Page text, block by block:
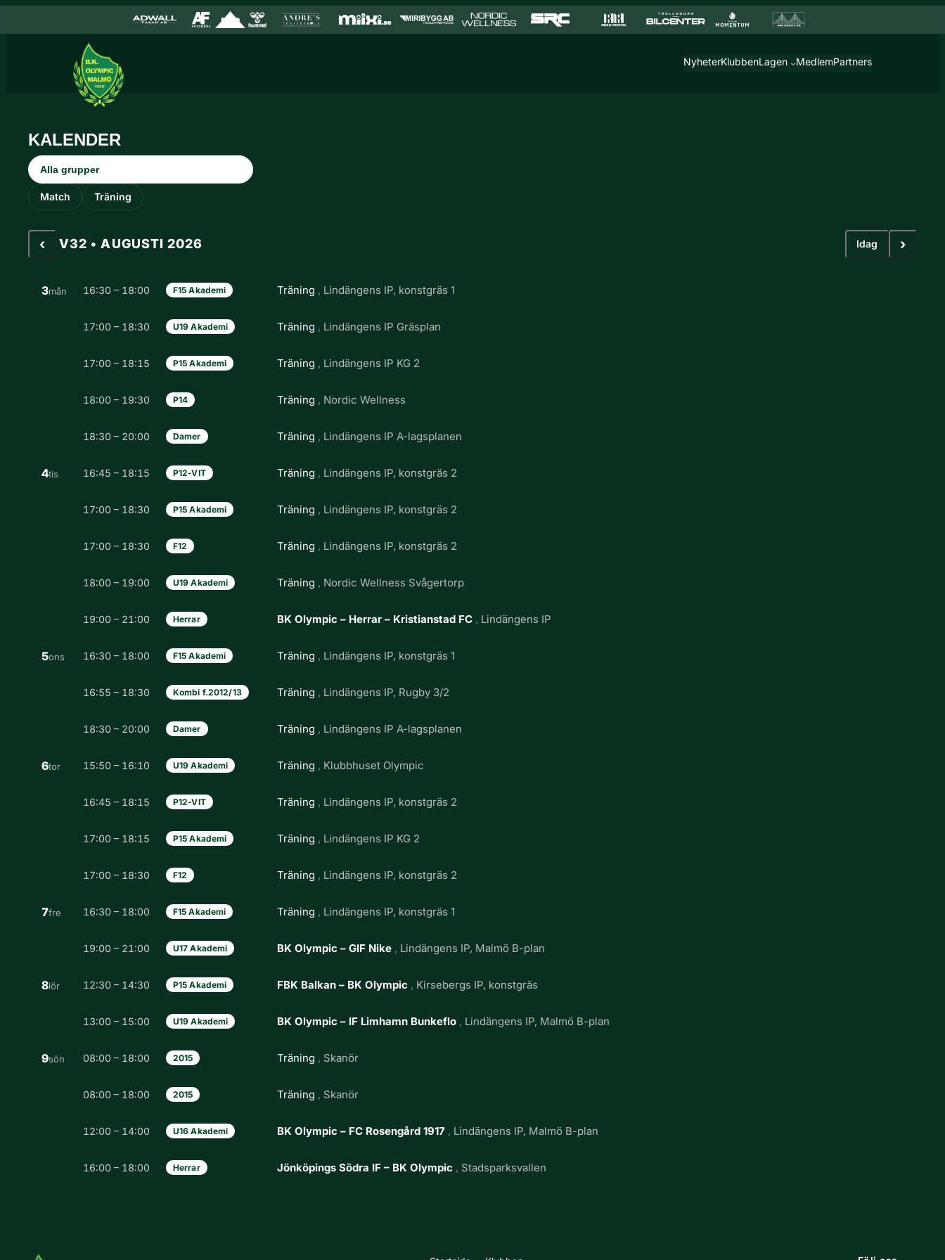
till
NyheterKlubbenLagen MedlemPartners
KALENDER
Grupp
Aktivitetstyp
Match Träning
‹ V32 • AUGUSTI 2026 Idag ›
3mån 16:30 – 18:00 F15 Akademi Träning Lindängens IP, konstgräs 1
17:00 – 18:30 U19 Akademi Träning Lindängens IP Gräsplan
17:00 – 18:15 P15 Akademi Träning Lindängens IP KG 2
18:00 – 19:30 P14 Träning Nordic Wellness
18:30 – 20:00 Damer Träning Lindängens IP A-lagsplanen
4tis 16:45 – 18:15 P12-VIT Träning Lindängens IP, konstgräs 2
17:00 – 18:30 P15 Akademi Träning Lindängens IP, konstgräs 2
17:00 – 18:30 F12 Träning Lindängens IP, konstgräs 2
18:00 – 19:00 U19 Akademi Träning Nordic Wellness Svågertorp
19:00 – 21:00 Herrar BK Olympic – Herrar – Kristianstad FC Lindängens IP
5ons 16:30 – 18:00 F15 Akademi Träning Lindängens IP, konstgräs 1
16:55 – 18:30 Kombi f.2012/13 Träning Lindängens IP, Rugby 3/2
18:30 – 20:00 Damer Träning Lindängens IP A-lagsplanen
6tor 15:50 – 16:10 U19 Akademi Träning Klubbhuset Olympic
16:45 – 18:15 P12-VIT Träning Lindängens IP, konstgräs 2
17:00 – 18:15 P15 Akademi Träning Lindängens IP KG 2
17:00 – 18:30 F12 Träning Lindängens IP, konstgräs 2
7fre 16:30 – 18:00 F15 Akademi Träning Lindängens IP, konstgräs 1
19:00 – 21:00 U17 Akademi BK Olympic – GIF Nike Lindängens IP, Malmö B-plan
8lör 12:30 – 14:30 P15 Akademi FBK Balkan – BK Olympic Kirsebergs IP, konstgräs
13:00 – 15:00 U19 Akademi BK Olympic – IF Limhamn Bunkeflo Lindängens IP, Malmö B-plan
9sön 08:00 – 18:00 2015 Träning Skanör
08:00 – 18:00 2015 Träning Skanör
12:00 – 14:00 U16 Akademi BK Olympic – FC Rosengård 1917 Lindängens IP, Malmö B-plan
16:00 – 18:00 Herrar Jönköpings Södra IF – BK Olympic Stadsparksvallen